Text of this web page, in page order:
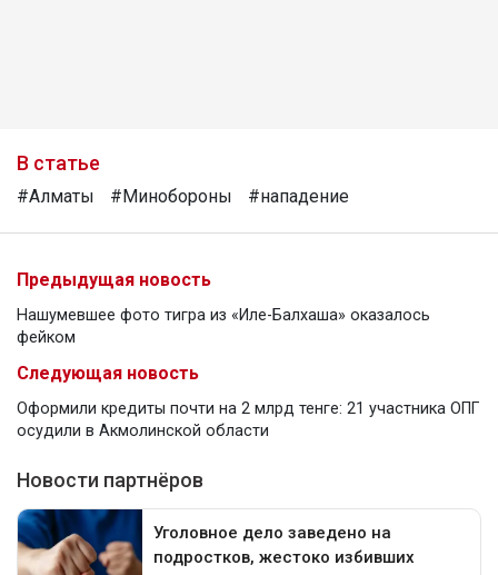
В статье
#Алматы #Минобороны #нападение
Предыдущая новость
Нашумевшее фото тигра из «Иле-Балхаша» оказалось
фейком
Следующая новость
Оформили кредиты почти на 2 млрд тенге: 21 участника ОПГ
осудили в Акмолинской области